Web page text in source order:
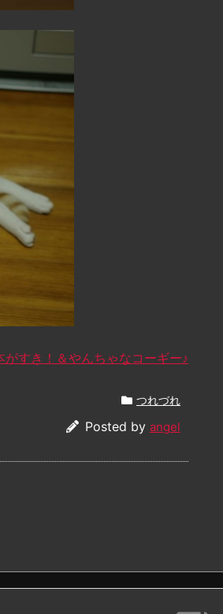
がすき！＆やんちゃなコーギー♪
つれづれ
Posted by angel